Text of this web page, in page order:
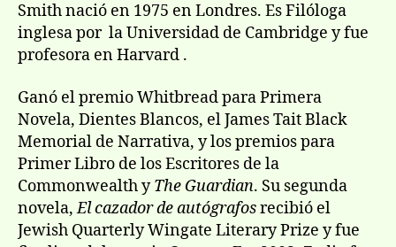
Smith nació en 1975 en Londres. Es Filóloga
inglesa por la Universidad de Cambridge y fue
profesora en Harvard .
Ganó el premio Whitbread para Primera
Novela, Dientes Blancos, el James Tait Black
Memorial de Narrativa, y los premios para
Primer Libro de los Escritores de la
Commonwealth yThe Guardian. Su segunda
novela,El cazador de autógrafosrecibió el
Jewish Quarterly Wingate Literary Prize y fue